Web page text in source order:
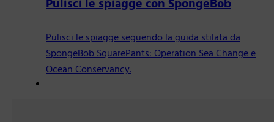
Pulisci le spiagge con SpongeBob
Pulisci le spiagge seguendo la guida stilata da
SpongeBob SquarePants: Operation Sea Change e
Ocean Conservancy.